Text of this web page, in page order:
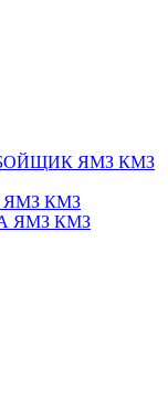
ЯМЗ КМЗ
КМЗ
ЯМЗ КМЗ